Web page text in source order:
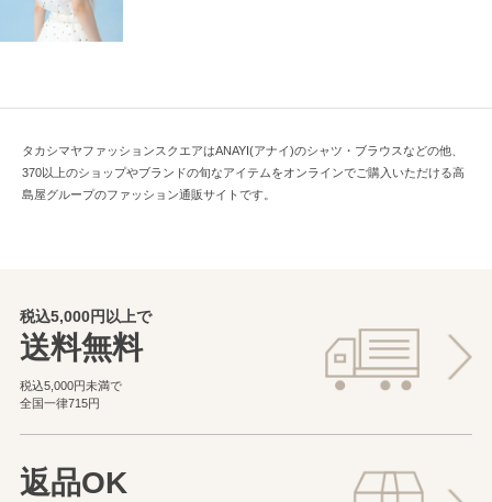
タカシマヤファッションスクエアはANAYI(アナイ)のシャツ・ブラウスなどの他、
370以上のショップやブランドの旬なアイテムをオンラインでご購入いただける高
島屋グループのファッション通販サイトです。
税込5,000円以上で
送料無料
税込5,000円未満で
全国一律715円
返品OK